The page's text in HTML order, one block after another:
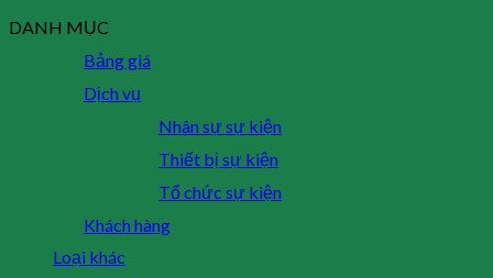
DANH MỤC
Bảng giá
Dịch vụ
Nhân sự sự kiện
Thiết bị sự kiện
Tổ chức sự kiện
Khách hàng
Loại khác